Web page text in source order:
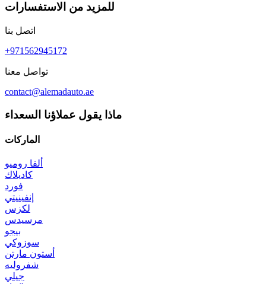
للمزيد من الاستفسارات
اتصل بنا
+971562945172
تواصل معنا
contact@alemadauto.ae
ماذا يقول عملاؤنا السعداء
الماركات
ألفا روميو
كاديلاك
فورد
إنفينيتي
لكزس
مرسيدس
بيجو
سوزوكي
أستون مارتن
شفروليه
جيلي